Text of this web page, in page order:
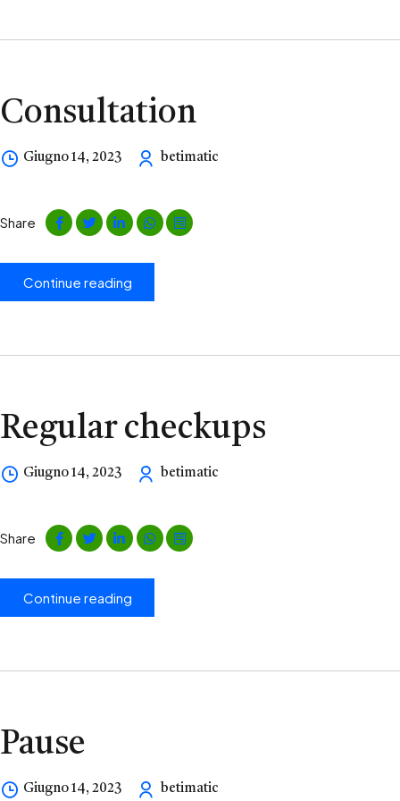
Consultation
Giugno 14, 2023 betimatic
Share
Continue reading
Regular checkups
Giugno 14, 2023 betimatic
Share
Continue reading
Pause
Giugno 14, 2023 betimatic